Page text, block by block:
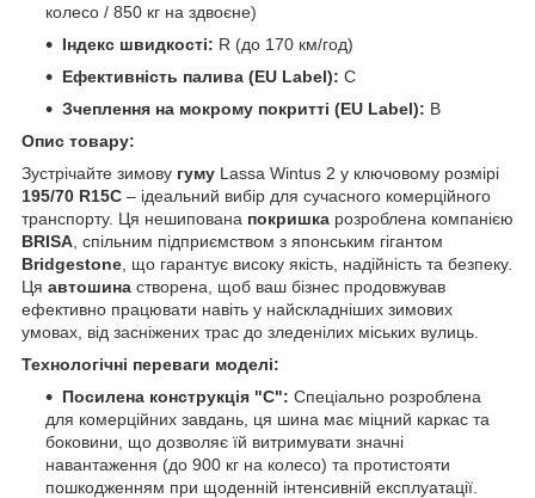
колесо / 850 кг на здвоєне)
Індекс швидкості: R (до 170 км/год)
Ефективність палива (EU Label): C
Зчеплення на мокрому покритті (EU Label): B
Опис товару:
Зустрічайте зимову гуму Lassa Wintus 2 у ключовому розмірі
195/70 R15C – ідеальний вибір для сучасного комерційного
транспорту. Ця нешипована покришка розроблена компанією
BRISA , спільним підприємством з японським гігантом
Bridgestone , що гарантує високу якість, надійність та безпеку.
Ця автошина створена, щоб ваш бізнес продовжував
ефективно працювати навіть у найскладніших зимових
умовах, від засніжених трас до зледенілих міських вулиць.
Технологічні переваги моделі:
Посилена конструкція "C": Спеціально розроблена
для комерційних завдань, ця шина має міцний каркас та
боковини, що дозволяє їй витримувати значні
навантаження (до 900 кг на колесо) та протистояти
пошкодженням при щоденній інтенсивній експлуатації.